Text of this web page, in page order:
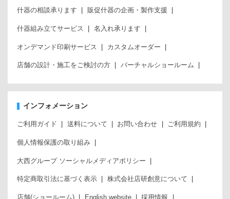
什器の相談承ります 販促什器の企画・製作支援
什器組み立てサービス 名入れ承ります
オンデマンド印刷サービス カスタムオーダー
店舗の設計・施工をご検討の方 バーチャルショールーム
インフォメーション
ご利用ガイド 送料について お問い合わせ ご利用規約
個人情報保護の取り組み
大西グループ ソーシャルメディアポリシー
特定商取引法に基づく表示 株式会社店研創意について
店舗(ショールーム) English website 採用情報